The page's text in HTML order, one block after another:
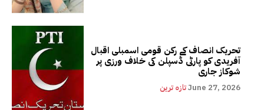
تحریک انصاف کے رکن قومی اسمبلی اقبال
آفریدی کو پارٹی ڈسپلن کی خلاف ورزی پر
شوکاز جاری
تازہ ترینJune 27, 2026